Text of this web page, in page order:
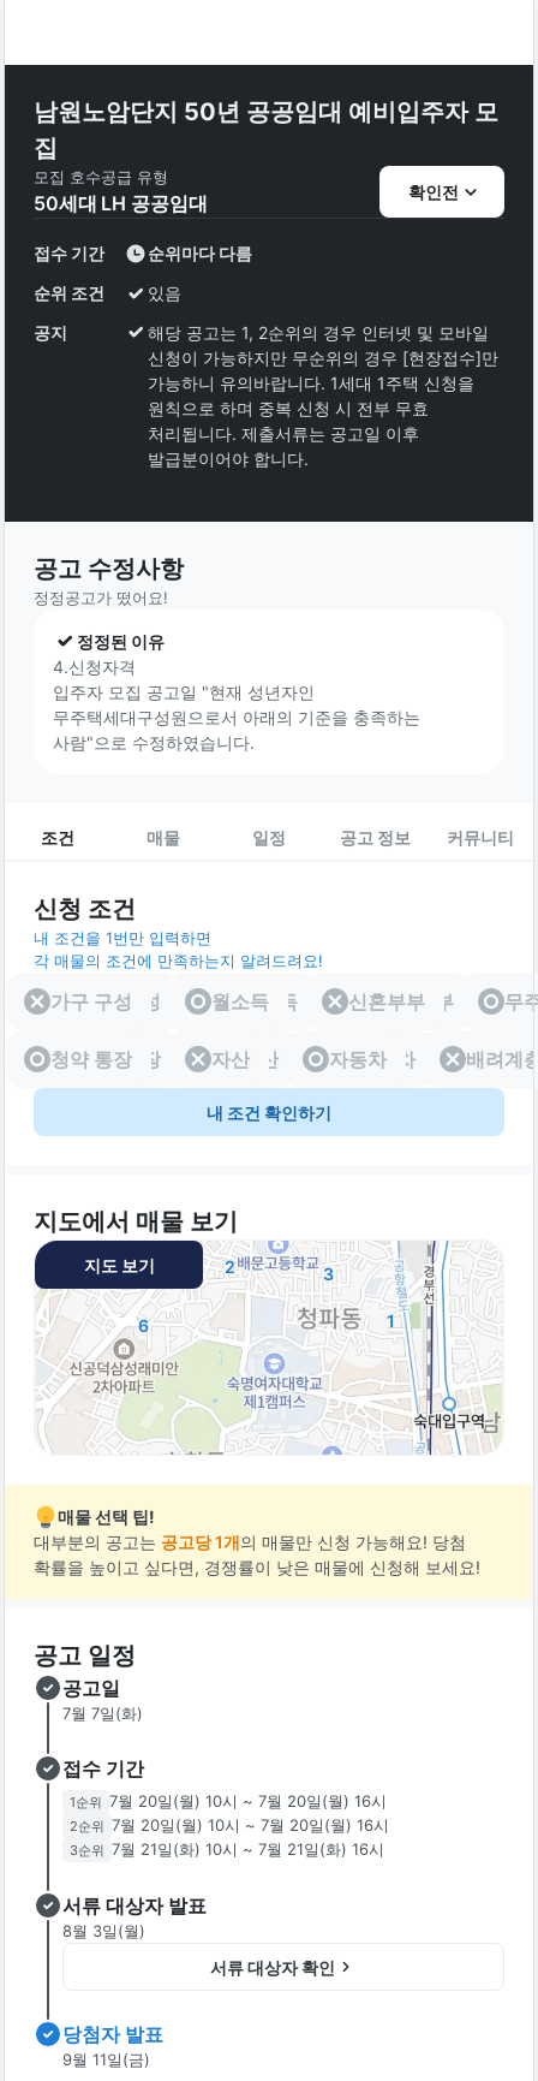
남원노암단지 50년 공공임대 예비입주자 모
집
모집 호수
50세대
공급 유형
LH 공공임대 확인전
접수 기간
순위마다 다름
순위 조건
있음
공지
해당 공고는 1, 2순위의 경우 인터넷 및 모바일
신청이 가능하지만 무순위의 경우 [현장접수]만
가능하니 유의바랍니다. 1세대 1주택 신청을
원칙으로 하며 중복 신청 시 전부 무효
처리됩니다. 제출서류는 공고일 이후
발급분이어야 합니다.
공고 수정사항
정정공고가 떴어요!
정정된 이유
4.신청자격
입주자 모집 공고일 "현재 성년자인
무주택세대구성원으로서 아래의 기준을 충족하는
사람"으로 수정하였습니다.
조건 매물 일정 공고 정보 커뮤니티
신청 조건
내 조건을 1번만 입력하면
각 매물의 조건에 만족하는지 알려드려요!
가구 구성 월소득 신혼부부
가구 구성 월소득 신혼부부 무
청약 통장 자산 자동차 배려
청약 통장 자산 자동차 배려계
내 조건 확인하기
지도에서 매물 보기
6
2 3
1
지도 보기
매물 선택 팁!
대부분의 공고는 공고당 1개의 매물만 신청 가능해요! 당첨
확률을 높이고 싶다면, 경쟁률이 낮은 매물에 신청해 보세요!
공고 일정
공고일
7월 7일(화)
접수 기간
1순위 7월 20일(월) 10시 ~ 7월 20일(월) 16시
2순위 7월 20일(월) 10시 ~ 7월 20일(월) 16시
3순위 7월 21일(화) 10시 ~ 7월 21일(화) 16시
서류 대상자 발표
8월 3일(월)
서류 대상자 확인
당첨자 발표
9월 11일(금)